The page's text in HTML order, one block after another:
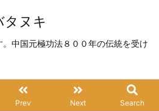
タヌキ
中国元極功法８００年の伝統を受け
Prev Next Search